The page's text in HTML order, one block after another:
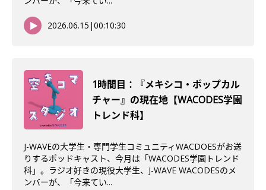
2026.06.15 |00:10:30
1時間目：『メキシコ・ポップカル
チャー』の現在地【WACODES学園
トレンド科】
J-WAVEの大学生・専門学生コミュニティWACDOESがお送
りするポッドキャスト、今月は「WACODES学園トレンド
科」。ラジオ好きの現役大学生、J-WAVE WACODESのメ
ンバーが、「今来てい...